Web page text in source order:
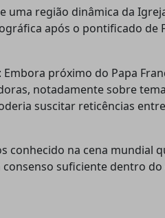
uma região dinâmica da
após o pontificado de
: Embora próximo do Papa
notadamente sobre
suscitar reticências
conhecido na cena mundial
suficiente dentro do